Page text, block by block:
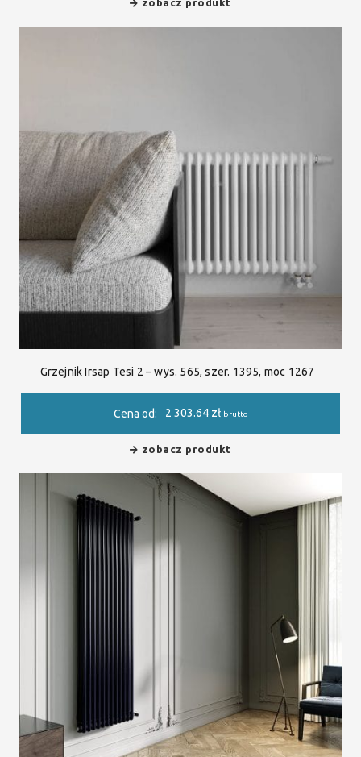
zobacz produkt
Grzejnik Irsap Tesi 2 – wys. 565, szer. 1395, moc 1267
Cena od: 2 303.64 zł brutto
zobacz produkt